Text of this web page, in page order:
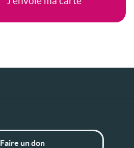
Faire un don